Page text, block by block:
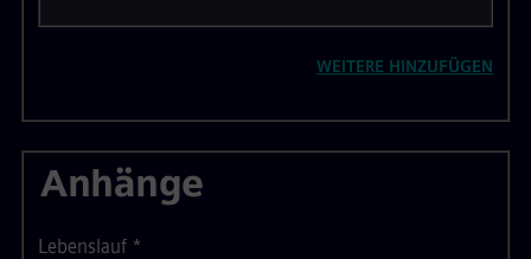
WEITERE HINZUFÜGEN
Anhänge
Lebenslauf *